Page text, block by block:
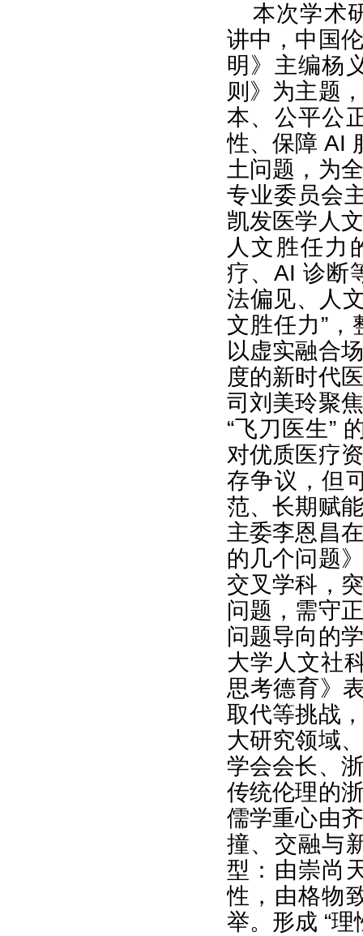
本次学术
讲中，中国
明》主编杨
则》为主题
本、公平公
性、保障 AI
土问题，为
专业委员会
凯发医学人
人文胜任力
疗、AI 诊断
法偏见、人
文胜任力”
以虚实融合
度的新时代
司刘美玲聚
“飞刀医生”
对优质医疗
存争议，但
范、长期赋
主委李恩昌
的几个问题
交叉学科，
问题，需守
问题导向的
大学人文社
思考德育》
取代等挑战
大研究领域
学会会长、
传统伦理的
儒学重心由
撞、交融与
型：由崇尚
性，由格物
举。形成 “